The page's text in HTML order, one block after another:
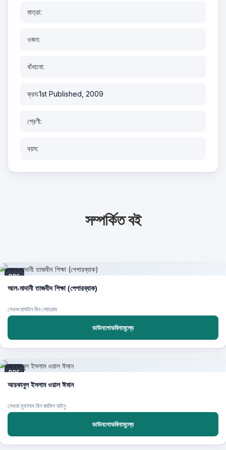
মাত্রা:
ওজন:
বাঁধানো:
ক্রম:1st Published, 2009
শ্রেণী:
বয়স:
সম্পর্কিত বই
PDF
আল-মাদানী তাজবীদ শিক্ষা (পেপারব্যাক)
লেখক:হুসাইন বিন সোহরাব
ডাউনলোডবিনামূল্যে
PDF
আরকানুল ইসলাম ওয়াল ঈমান
লেখক:মুহাম্মদ বিন জামিল যাইনু
ডাউনলোডবিনামূল্যে